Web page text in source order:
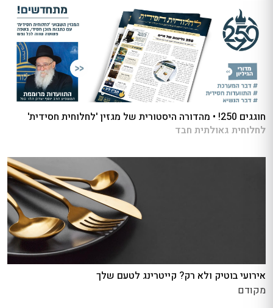
חוגגים 250! • מהדורה היסטורית של מגזין 'לחלוחית חסידית'
לחלוחית גאולתית חבד
אירועי בוטיק ולא רק? קייטרינג לטעם שלך
מקודם